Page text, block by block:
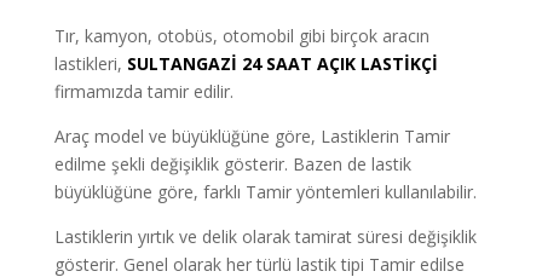
Tır, kamyon, otobüs, otomobil gibi birçok aracın
lastikleri, SULTANGAZİ 24 SAAT AÇIK LASTİKÇİ
firmamızda tamir edilir.
Araç model ve büyüklüğüne göre, Lastiklerin Tamir
edilme şekli değişiklik gösterir. Bazen de lastik
büyüklüğüne göre, farklı Tamir yöntemleri kullanılabilir.
Lastiklerin yırtık ve delik olarak tamirat süresi değişiklik
gösterir. Genel olarak her türlü lastik tipi Tamir edilse